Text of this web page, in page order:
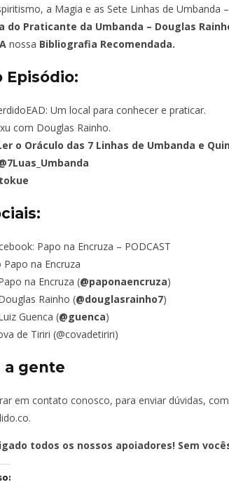
a Magia e as Sete Linhas de Umbanda
do Praticante da Umbanda – Douglas
nossa Bibliografia Recomendada.
Episódio:
Um local para conhecer e praticar.
com Douglas Rainho.
o Oráculo das 7 Linhas de Umbanda e
Papo na Encruza – PODCAST
na Encruza
na Encruza (@paponaencruza)
Rainho (@douglasrainho7)
Guenca (@guenca)
de Tiriri (@covadetiriri)
a gente
em contato conosco, para enviar dúvidas,
.
todos os nossos apoiadores! Sem